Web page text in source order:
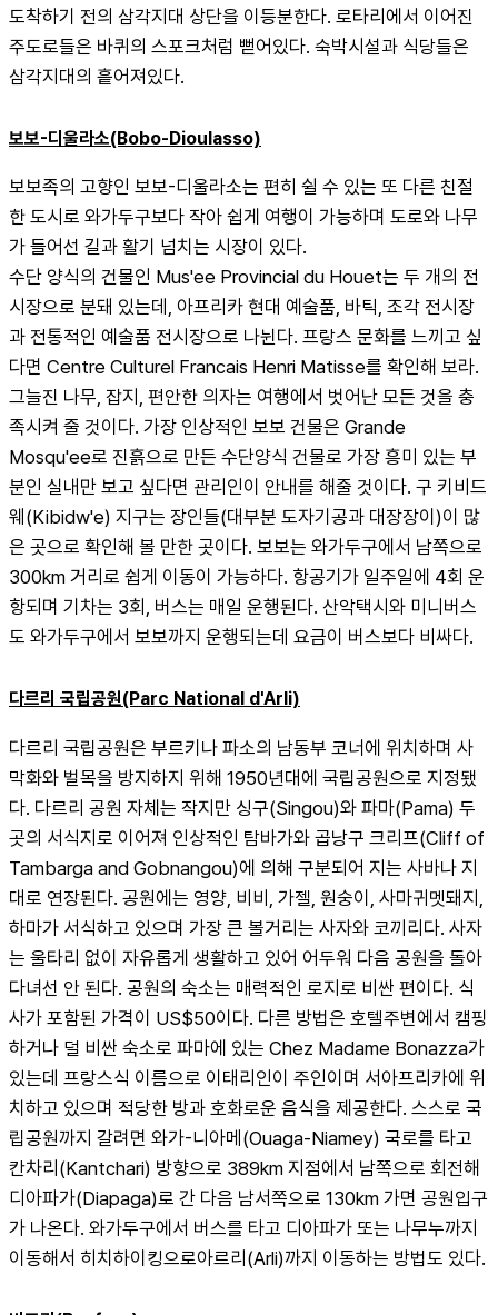
도착하기 전의 삼각지대 상단을 이등분한다. 로타리에서 이어진
주도로들은 바퀴의 스포크처럼 뻗어있다. 숙박시설과 식당들은
삼각지대의 흩어져있다.
보보-디울라소(Bobo-Dioulasso)
보보족의 고향인 보보-디울라소는 편히 쉴 수 있는 또 다른 친절
한 도시로 와가두구보다 작아 쉽게 여행이 가능하며 도로와 나무
가 들어선 길과 활기 넘치는 시장이 있다.
수단 양식의 건물인 Mus'ee Provincial du Houet는 두 개의 전
시장으로 분돼 있는데, 아프리카 현대 예술품, 바틱, 조각 전시장
과 전통적인 예술품 전시장으로 나뉜다. 프랑스 문화를 느끼고 싶
다면 Centre Culturel Francais Henri Matisse를 확인해 보라.
그늘진 나무, 잡지, 편안한 의자는 여행에서 벗어난 모든 것을 충
족시켜 줄 것이다. 가장 인상적인 보보 건물은 Grande
Mosqu'ee로 진흙으로 만든 수단양식 건물로 가장 흥미 있는 부
분인 실내만 보고 싶다면 관리인이 안내를 해줄 것이다. 구 키비드
웨(Kibidw'e) 지구는 장인들(대부분 도자기공과 대장장이)이 많
은 곳으로 확인해 볼 만한 곳이다. 보보는 와가두구에서 남쪽으로
300km 거리로 쉽게 이동이 가능하다. 항공기가 일주일에 4회 운
항되며 기차는 3회, 버스는 매일 운행된다. 산악택시와 미니버스
도 와가두구에서 보보까지 운행되는데 요금이 버스보다 비싸다.
다르리 국립공원(Parc National d'Arli)
다르리 국립공원은 부르키나 파소의 남동부 코너에 위치하며 사
막화와 벌목을 방지하지 위해 1950년대에 국립공원으로 지정됐
다. 다르리 공원 자체는 작지만 싱구(Singou)와 파마(Pama) 두
곳의 서식지로 이어져 인상적인 탐바가와 곱낭구 크리프(Cliff of
Tambarga and Gobnangou)에 의해 구분되어 지는 사바나 지
대로 연장된다. 공원에는 영양, 비비, 가젤, 원숭이, 사마귀멧돼지,
하마가 서식하고 있으며 가장 큰 볼거리는 사자와 코끼리다. 사자
는 울타리 없이 자유롭게 생활하고 있어 어두워 다음 공원을 돌아
다녀선 안 된다. 공원의 숙소는 매력적인 로지로 비싼 편이다. 식
사가 포함된 가격이 US$50이다. 다른 방법은 호텔주변에서 캠핑
하거나 덜 비싼 숙소로 파마에 있는 Chez Madame Bonazza가
있는데 프랑스식 이름으로 이태리인이 주인이며 서아프리카에 위
치하고 있으며 적당한 방과 호화로운 음식을 제공한다. 스스로 국
립공원까지 갈려면 와가-니아메(Ouaga-Niamey) 국로를 타고
칸차리(Kantchari) 방향으로 389km 지점에서 남쪽으로 회전해
디아파가(Diapaga)로 간 다음 남서쪽으로 130km 가면 공원입구
가 나온다. 와가두구에서 버스를 타고 디아파가 또는 나무누까지
이동해서 히치하이킹으로아르리(Arli)까지 이동하는 방법도 있다.